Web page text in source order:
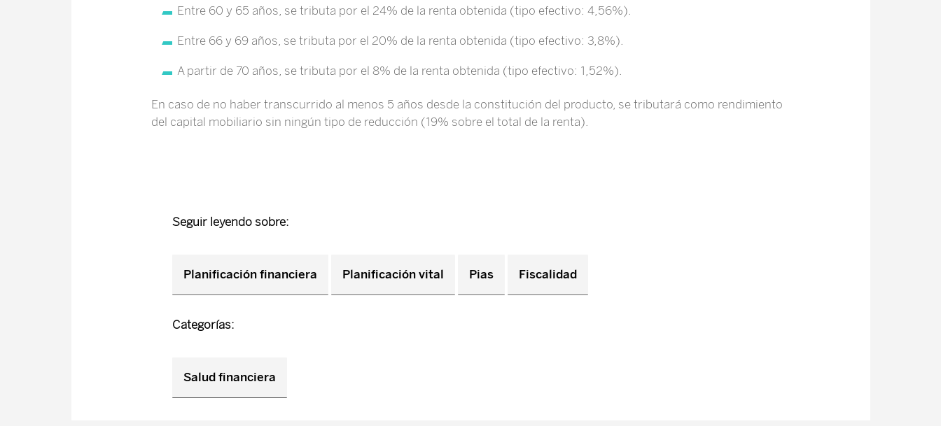
Entre 60 y 65 años, se tributa por el 24% de la renta obtenida (tipo efectivo: 4,56%).
Entre 66 y 69 años, se tributa por el 20% de la renta obtenida (tipo efectivo: 3,8%).
A partir de 70 años, se tributa por el 8% de la renta obtenida (tipo efectivo: 1,52%).
En caso de no haber transcurrido al menos 5 años desde la constitución del producto, se tributará como rendimiento
del capital mobiliario sin ningún tipo de reducción (19% sobre el total de la renta).
Seguir leyendo sobre:
Planificación financiera Planificación vital Pias Fiscalidad
Categorías:
Salud financiera